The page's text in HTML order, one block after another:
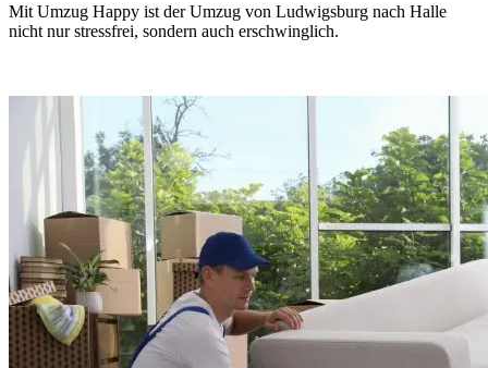
Mit Umzug Happy ist der Umzug von Ludwigsburg nach Halle
nicht nur stressfrei, sondern auch erschwinglich.